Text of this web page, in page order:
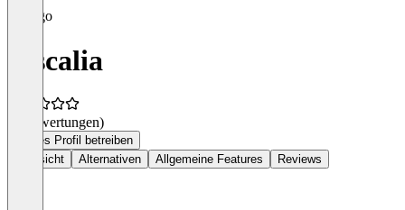
Inscalia
(0 Bewertungen)
Dieses Profil betreiben
Übersicht
Alternativen Allgemeine Features Reviews